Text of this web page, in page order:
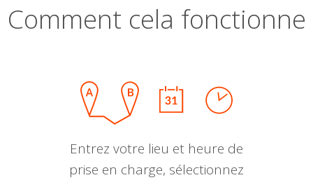
Comment cela fonctionne
Entrez votre lieu et heure de
prise en charge, sélectionnez